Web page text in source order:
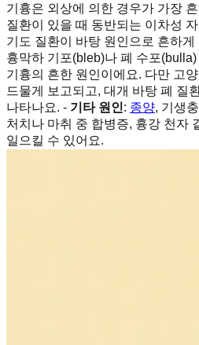
기흉은 외상에 의한 경우가 가장
질환이 있을 때 동반되는 이차성
기도 질환이 바탕 원인으로 흔하게
흉막하 기포(bleb)나 폐 수포
기흉의 흔한 원인이에요. 다만 고
드물게 보고되고, 대개 바탕 폐 질
나타나요. - 기타 원인: 종양, 기생
처치나 마취 중 합병증, 흉강 천자
일으킬 수 있어요.